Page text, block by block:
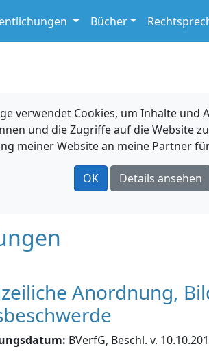
Bücher
verwendet Cookies, um Inhalte
und die Zugriffe auf die Website
meiner Website an meine Partner
OK Details ansehen
Anordnung,
BVerfG, Beschl. v.